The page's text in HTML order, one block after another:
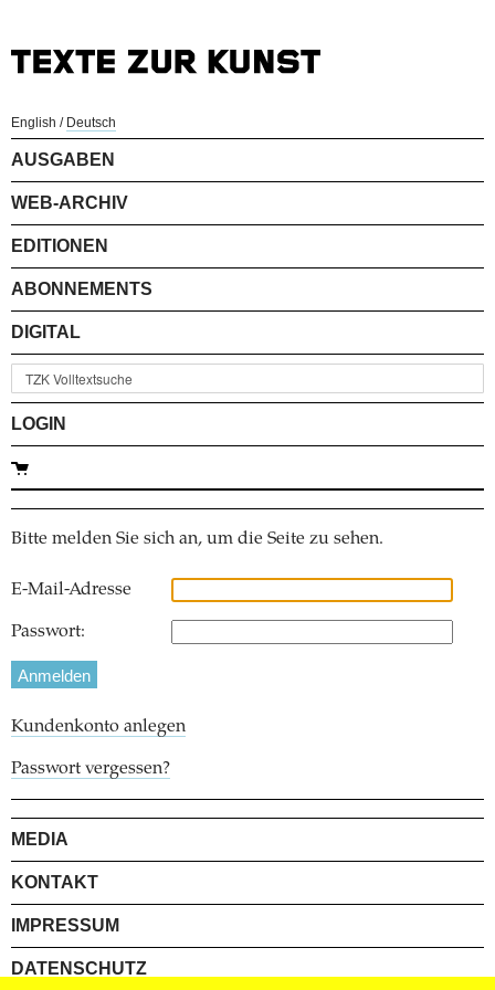
English / Deutsch
AUSGABEN
WEB-ARCHIV
EDITIONEN
ABONNEMENTS
DIGITAL
LOGIN
Bitte melden Sie sich an, um die Seite zu sehen.
E-Mail-Adresse
Passwort:
Kundenkonto anlegen
Passwort vergessen?
MEDIA
KONTAKT
IMPRESSUM
DATENSCHUTZ